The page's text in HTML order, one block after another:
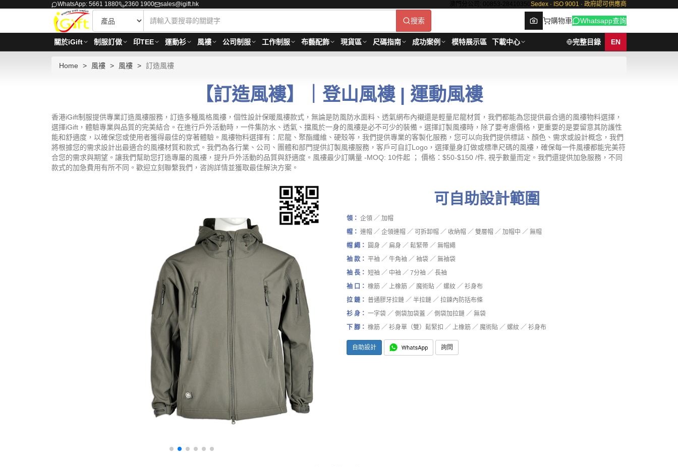
WhatsApp: 5661 1880 2360 1900 sales@igift.hk 澳門分公司: 00853-28410350 Sedex · ISO 9001 · 政府認可供應商
搜索 購物車 Whatsapp查詢
關於iGift 制服訂做 印TEE 運動衫 風褸 公司制服 工作制服 布藝配飾 現貨區 尺碼指南 成功案例 模特展示區 下載中心 完整目錄 EN
Home 風褸 風褸 訂造風褸
【訂造風褸】｜登山風褸 | 運動風褸
香港iGift制服提供專業訂造風褸服務，訂造多種風格風褸，個性設計保暖風褸款式，無論是防風防水面料、透氣網布內襯還是輕量尼龍材質，我們都能為您提供最合適的風褸物料選擇，
選擇iGift，體驗專業與品質的完美結合。在進行戶外活動時，一件集防水、透氣、擋風於一身的風褸是必不可少的裝備。選擇訂製風褸時，除了要考慮價格，更重要的是要留意其防護性
能和舒適度，以確保您或使用者獲得最佳的穿著體驗。風褸物料選擇有：尼龍、聚酯纖維、硬殼等，我們提供專業的客製化服務，您可以向我們提供標誌、顏色、需求或設計概念，我們
將根據您的需求設計出最適合的風褸材質和款式。我們為各行業、公司、團體和部門提供訂製風褸服務，客戶可自訂Logo，選擇量身訂做或標準尺碼的風褸，確保每一件風褸都能完美符
合您的需求與期望。讓我們幫助您打造專屬的風褸，提升戶外活動的品質與舒適度。風褸最少訂購量 -MOQ: 10件起 ； 價格：$50-$150 /件, 視乎數量而定。我們還提供加急服務，不同
款式的加急費用有所不同。歡迎立刻聯繫我們，咨詢詳情並獲取最佳解決方案。
可自助設計範圍
領： 企領 ／ 加帽
帽： 連帽 ／ 企領連帽 ／ 可拆卸帽 ／ 收納帽 ／ 雙層帽 ／ 加帽中 ／ 無帽
帽 繩：
圓身 ／ 扁身 ／ 鬆緊帶 ／ 無帽繩
袖 款： 平袖 ／ 牛角袖 ／ 袖袋 ／ 無袖袋
袖 長： 短袖 ／ 中袖 ／ 7分袖 ／ 長袖
袖 口： 橡筋 ／ 上橡筋 ／ 魔術貼 ／ 螺紋 ／ 衫身布
拉 鏈： 普通膠牙拉鏈 ／ 半拉鏈 ／ 拉鍊內防括布條
衫 身： 一字袋 ／ 側袋加袋蓋 ／ 側袋加拉鏈 ／ 無袋
下 腳： 橡筋 ／ 衫身單（雙）鬆緊扣 ／ 上橡筋 ／ 魔術貼 ／ 螺紋 ／ 衫身布
自助設計 詢問